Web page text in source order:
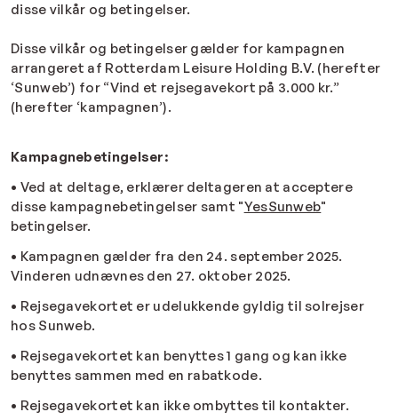
disse vilkår og betingelser.
Disse vilkår og betingelser gælder for kampagnen
arrangeret af Rotterdam Leisure Holding B.V. (herefter
‘Sunweb’) for “Vind et rejsegavekort på 3.000 kr.”
(herefter ‘kampagnen’).
Kampagnebetingelser:
• Ved at deltage, erklærer deltageren at acceptere
disse kampagnebetingelser samt "YesSunweb"
betingelser.
• Kampagnen gælder fra den 24. september 2025.
Vinderen udnævnes den 27. oktober 2025.
• Rejsegavekortet er udelukkende gyldig til solrejser
hos Sunweb.
• Rejsegavekortet kan benyttes 1 gang og kan ikke
benyttes sammen med en rabatkode.
• Rejsegavekortet kan ikke ombyttes til kontakter.